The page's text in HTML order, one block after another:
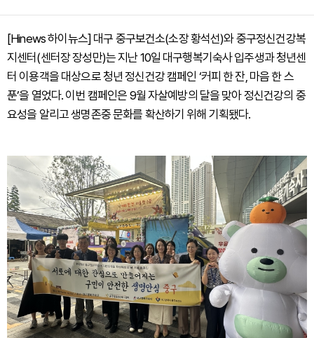
[Hinews 하이뉴스] 대구 중구보건소(소장 황석선)와 중구정신건강복
지센터(센터장 장성만)는 지난 10일 대구행복기숙사 입주생과 청년센
터 이용객을 대상으로 청년 정신건강 캠페인 ‘커피 한 잔, 마음 한 스
푼’을 열었다. 이번 캠페인은 9월 자살예방의 달을 맞아 정신건강의 중
요성을 알리고 생명존중 문화를 확산하기 위해 기획됐다.